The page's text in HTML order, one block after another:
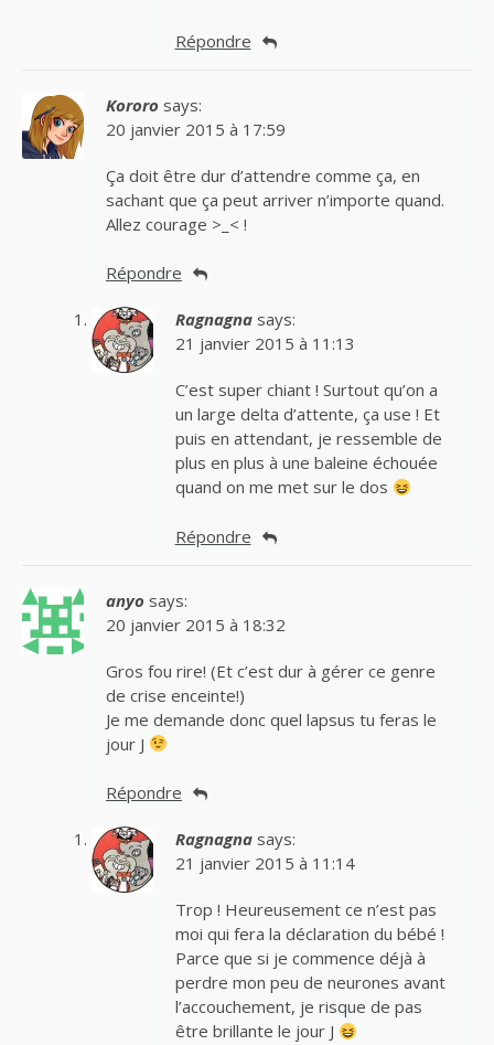
Répondre
Kororo says:
20 janvier 2015 à 17:59
Ça doit être dur d’attendre comme ça, en
sachant que ça peut arriver n’importe quand.
Allez courage >_< !
Répondre
Ragnagna says:
21 janvier 2015 à 11:13
C’est super chiant ! Surtout qu’on a
un large delta d’attente, ça use ! Et
puis en attendant, je ressemble de
plus en plus à une baleine échouée
quand on me met sur le dos
Répondre
anyo says:
20 janvier 2015 à 18:32
Gros fou rire! (Et c’est dur à gérer ce genre
de crise enceinte!)
Je me demande donc quel lapsus tu feras le
jour J
Répondre
Ragnagna says:
21 janvier 2015 à 11:14
Trop ! Heureusement ce n’est pas
moi qui fera la déclaration du bébé !
Parce que si je commence déjà à
perdre mon peu de neurones avant
l’accouchement, je risque de pas
être brillante le jour J